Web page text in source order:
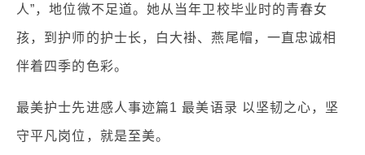
人”，地位微不足道。她从当年卫校毕业时的青春女
孩，到护师的护士长，白大褂、燕尾帽，一直忠诚相
伴着四季的色彩。
最美护士先进感人事迹篇1 最美语录 以坚韧之心，坚
守平凡岗位，就是至美。